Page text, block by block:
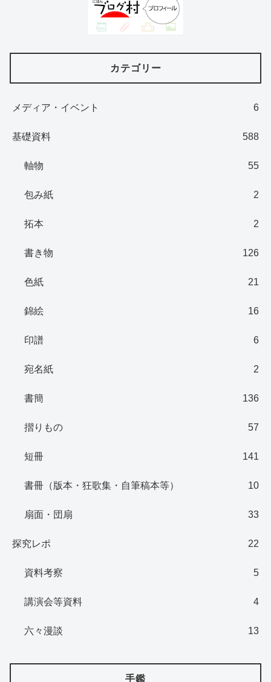
カテゴリー
メディア・イベント 6
基礎資料 588
軸物 55
包み紙 2
拓本 2
書き物 126
色紙 21
錦絵 16
印譜 6
宛名紙 2
書簡 136
摺りもの 57
短冊 141
書冊（版本・狂歌集・自筆稿本等） 10
扇面・団扇 33
探究レポ 22
資料考察 5
講演会等資料 4
六々漫談 13
手鑑